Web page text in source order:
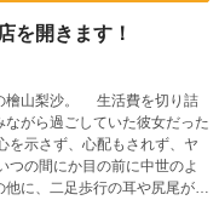
を開きます！
活費を切り詰
がら過ごしていた彼女だった
示さず、心配もされず、ヤ
に、二足歩行の耳や尻尾が生